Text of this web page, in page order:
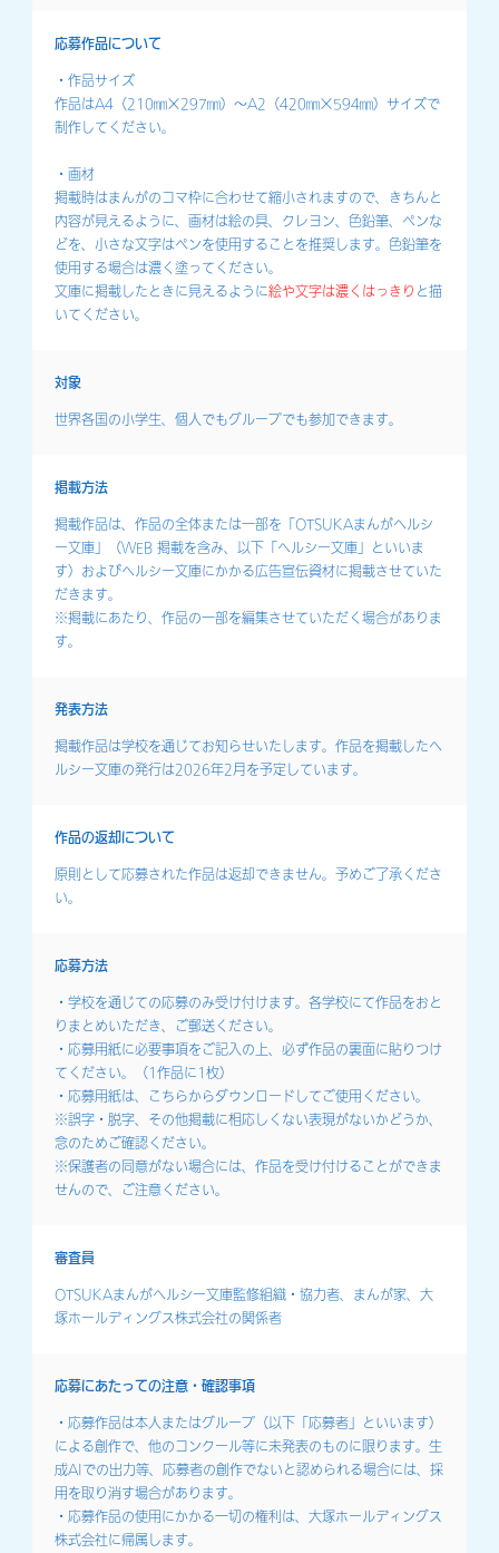
応募作品について
・作品サイズ
作品はA4（210㎜×297㎜）〜A2（420㎜×594㎜）サイズで
制作してください。
・画材
掲載時はまんがのコマ枠に合わせて縮小されますので、きちんと
内容が見えるように、画材は絵の具、クレヨン、色鉛筆、ペンな
どを、小さな文字はペンを使用することを推奨します。色鉛筆を
使用する場合は濃く塗ってください。
文庫に掲載したときに見えるように絵や文字は濃くはっきり と描
いてください。
対象
世界各国の小学生、個人でもグループでも参加できます。
掲載方法
掲載作品は、作品の全体または一部を「OTSUKAまんがヘルシ
ー文庫」（WEB 掲載を含み、以下「ヘルシー文庫」といいま
す）およびヘルシー文庫にかかる広告宣伝資材に掲載させていた
だきます。
※掲載にあたり、作品の一部を編集させていただく場合がありま
す。
発表方法
掲載作品は学校を通じてお知らせいたします。作品を掲載したヘ
ルシー文庫の発行は2026年2月を予定しています。
作品の返却について
原則として応募された作品は返却できません。予めご了承くださ
い。
応募方法
・学校を通じての応募のみ受け付けます。各学校にて作品をおと
りまとめいただき、ご郵送ください。
・応募用紙に必要事項をご記入の上、必ず作品の裏面に貼りつけ
てください。（1作品に1枚）
・応募用紙は、こちらからダウンロードしてご使用ください。
※誤字・脱字、その他掲載に相応しくない表現がないかどうか、
念のためご確認ください。
※保護者の同意がない場合には、作品を受け付けることができま
せんので、ご注意ください。
審査員
OTSUKAまんがヘルシー文庫監修組織・協力者、まんが家、大
塚ホールディングス株式会社の関係者
応募にあたっての注意・確認事項
・応募作品は本人またはグループ（以下「応募者」といいます）
による創作で、他のコンクール等に未発表のものに限ります。生
成AIでの出力等、応募者の創作でないと認められる場合には、採
用を取り消す場合があります。
・応募作品の使用にかかる一切の権利は、大塚ホールディングス
株式会社に帰属します。